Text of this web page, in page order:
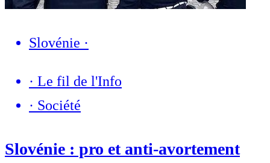
Slovénie ·
· Le fil de l'Info
· Société
Slovénie : pro et anti-avortement